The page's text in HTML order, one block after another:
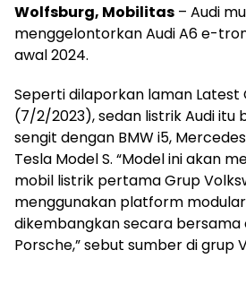
Wolfsburg, Mobilitas – Audi
menggelontorkan Audi A6 e-
awal 2024.
Seperti dilaporkan laman Latest
(7/2/2023), sedan listrik Audi itu
sengit dengan BMW i5,
Tesla Model S. “Model ini akan
mobil listrik pertama Grup
menggunakan platform modular
dikembangkan secara bersama
Porsche,” sebut sumber di grup